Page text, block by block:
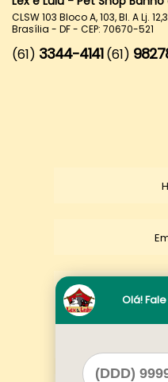
CLSW 103 Bloco A, 103, Bl. A Lj.
Brasília - DF - CEP: 70670-521
(61) 3344-4141 (61)
Olá!